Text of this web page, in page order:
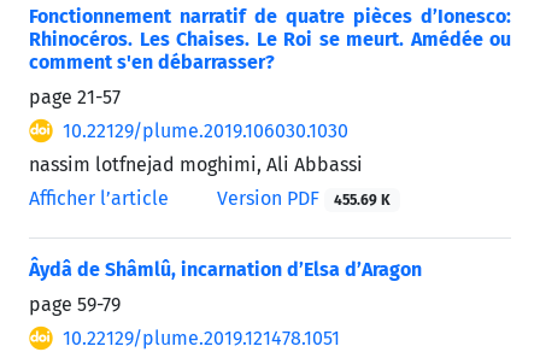
Fonctionnement narratif de quatre pièces d’Ionesco:
Rhinocéros. Les Chaises. Le Roi se meurt. Amédée ou
comment s'en débarrasser?
page 21-57
10.22129/plume.2019.106030.1030
nassim lotfnejad moghimi, Ali Abbassi
Afficher l’article
Version PDF 455.69 K
Âydâ de Shâmlû, incarnation d’Elsa d’Aragon
page 59-79
10.22129/plume.2019.121478.1051